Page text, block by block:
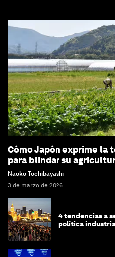
Cómo Japón exprime la
para blindar su
Naoko Tochibayashi
3 de marzo de 2026
4 tendencias a
política